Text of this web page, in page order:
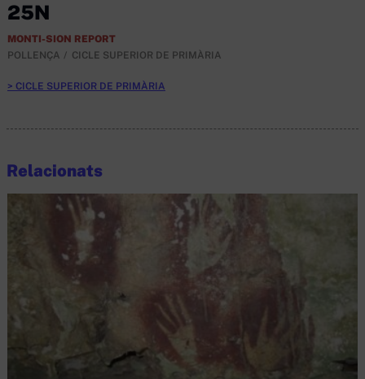
25N
MONTI-SION REPORT
POLLENÇA
CICLE SUPERIOR DE PRIMÀRIA
CICLE SUPERIOR DE PRIMÀRIA
Relacionats